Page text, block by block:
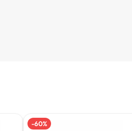
-60%